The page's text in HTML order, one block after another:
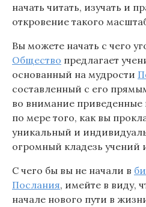
начать читать, изучать и
откровение такого
Вы можете начать с чего
Общество предлагает
основанный на мудрости
составленный с его
во внимание
по мере того, как вы
уникальный и
огромный кладезь учений
С чего бы вы не начали в
Послания, имейте в виду,
начале нового пути в